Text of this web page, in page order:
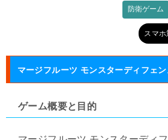
防衛ゲーム
スマ
マージフルーツ モンスターディフェ
ゲーム概要と目的